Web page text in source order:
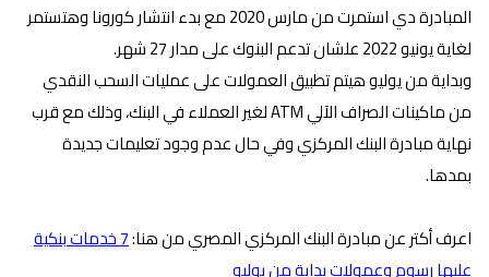
المبادرة دي استمرت من مارس 2020 مع بدء انتشار كورونا وهتستمر
لغاية يونيو 2022 علشان تدعم البنوك على مدار 27 شهر.
وبداية من يوليو هيتم تطبيق العمولات على عمليات السحب النقدي
من ماكينات الصراف الآلي ATM لغير العملاء في البنك، وذلك مع قرب
نهاية مبادرة البنك المركزي وفي حال عدم وجود تعليمات جديدة
بمدها.
اعرف أكتر عن مبادرة البنك المركزي المصري من هنا: 7 خدمات بنكية
عليها رسوم وعمولات بداية من يوليو